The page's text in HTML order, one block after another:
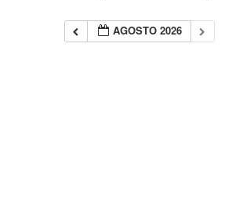
AGOSTO 2026